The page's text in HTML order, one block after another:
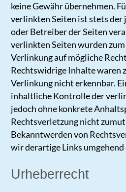
keine Gewähr übernehmen.
verlinkten Seiten ist stets
oder Betreiber der Seiten
verlinkten Seiten wurden
Verlinkung auf mögliche
Rechtswidrige Inhalte waren
Verlinkung nicht erkennbar.
inhaltliche Kontrolle der
jedoch ohne konkrete
Rechtsverletzung nicht
Bekanntwerden von
wir derartige Links
Urheberrecht